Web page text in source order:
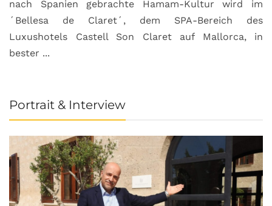
nach Spanien gebrachte Hamam-Kultur wird im
´Bellesa de Claret´, dem SPA-Bereich des
Luxushotels Castell Son Claret auf Mallorca, in
bester ...
Portrait & Interview